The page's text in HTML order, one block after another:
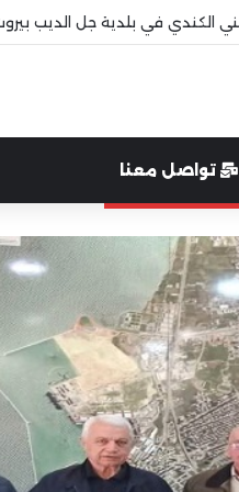
الكندي في بلدية جل الديب
تواصل معنا